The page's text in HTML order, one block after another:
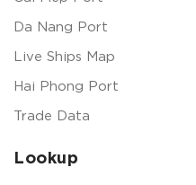
Da Nang Port
Live Ships Map
Hai Phong Port
Trade Data
Lookup